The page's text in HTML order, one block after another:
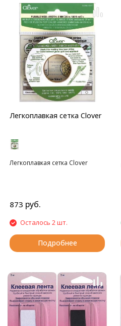
метров, цвет - прозрачная.
Эластичная нить (резинка) для
вязания, в упаковке 1 катушка
(200м). Материал: 100%
эластан. Вспомогательная
невидимая нить
предотвращает растягивание в
области воротников и манжет.
Легкоплавкая сетка Clover
Легкоплавкая сетка Clover
873 руб.
Осталось 2 шт.
Подробнее